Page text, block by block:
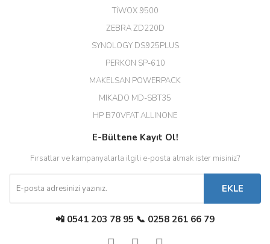
EROL ÇAKMAK | 26/12/2025
Diğer yorumları göster
TİWOX 9500
ZEBRA ZD220D
SYNOLOGY DS925PLUS
PERKON SP-610
MAKELSAN POWERPACK
MIKADO MD-SBT35
HP B70VFAT ALLINONE
E-Bültene Kayıt Ol!
Fırsatlar ve kampanyalarla ilgili e-posta almak ister misiniz?
EKLE
📲 0541 203 78 95 📞 0258 261 66 79